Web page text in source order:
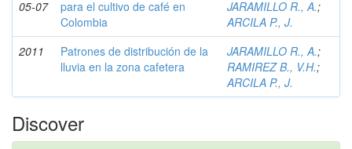
05-07
para el cultivo de café en
Colombia
JARAMILLO R., A.;
ARCILA P., J.
2011
Patrones de distribución de la
lluvia en la zona cafetera
JARAMILLO R., A.;
RAMIREZ B., V.H.;
ARCILA P., J.
Discover